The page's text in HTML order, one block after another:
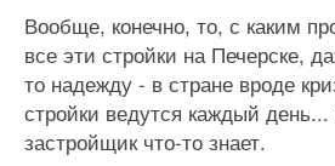
Вообще, конечно, то, с каким
все эти стройки на Печерске,
то надежду - в стране вроде
стройки ведутся каждый
застройщик что-то знает.